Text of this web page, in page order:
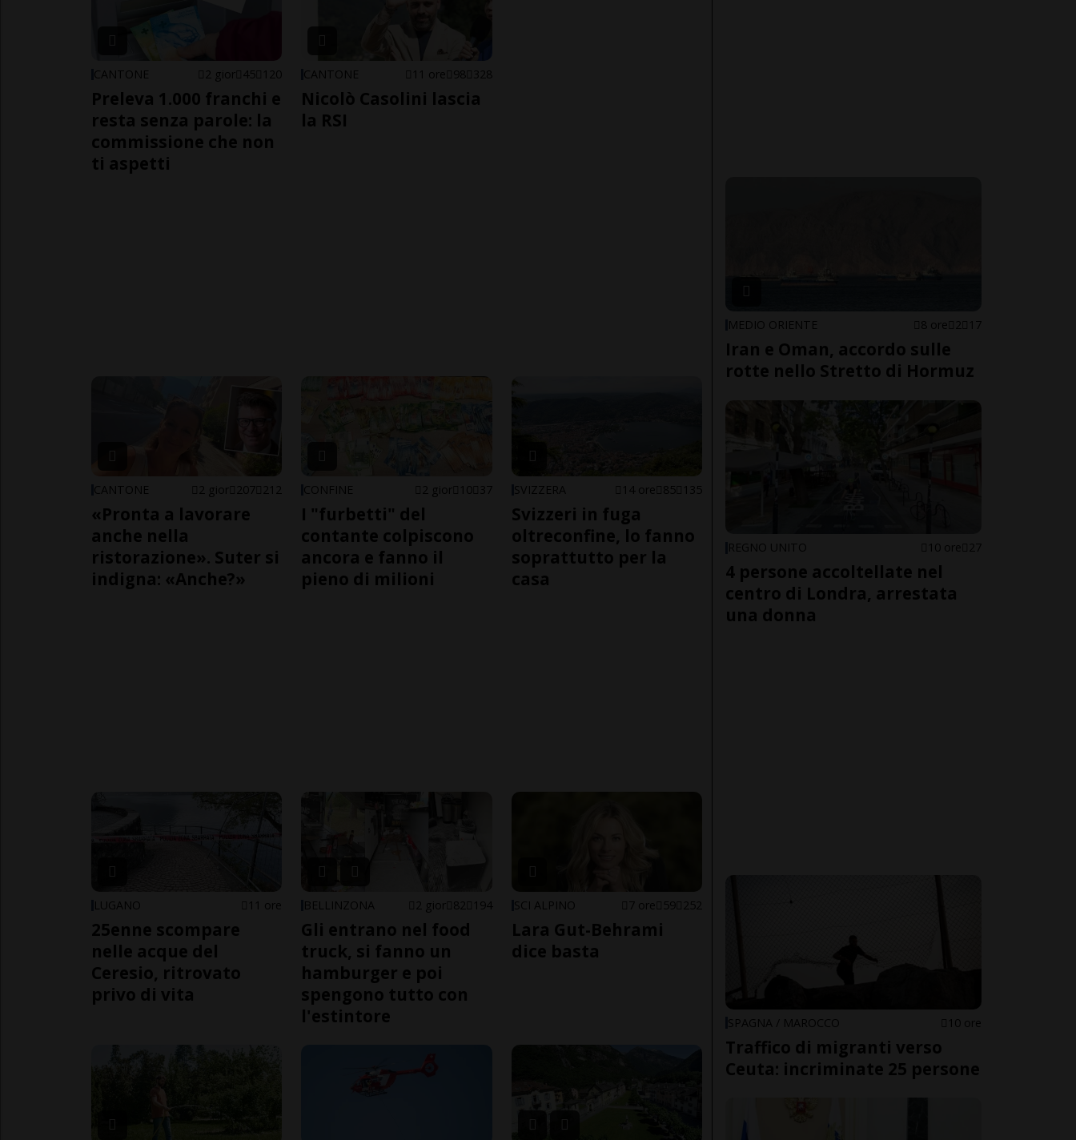
CANTONE 2 gior 45 120
Preleva 1.000 franchi e
resta senza parole: la
commissione che non
ti aspetti
CANTONE 11 ore 98 328
Nicolò Casolini lascia
la RSI
CANTONE 2 gior 207 212
«Pronta a lavorare
anche nella
ristorazione». Suter si
indigna: «Anche?»
CONFINE 2 gior 10 37
I "furbetti" del
contante colpiscono
ancora e fanno il
pieno di milioni
SVIZZERA 14 ore 85 135
Svizzeri in fuga
oltreconfine, lo fanno
soprattutto per la
casa
LUGANO 11 ore
25enne scompare
nelle acque del
Ceresio, ritrovato
privo di vita
BELLINZONA 2 gior 82 194
Gli entrano nel food
truck, si fanno un
hamburger e poi
spengono tutto con
l'estintore
SCI ALPINO 7 ore 59 252
Lara Gut-Behrami
dice basta
MEDIO ORIENTE 8 ore 2 17
Iran e Oman, accordo sulle
rotte nello Stretto di Hormuz
REGNO UNITO 10 ore 27
4 persone accoltellate nel
centro di Londra, arrestata
una donna
SPAGNA / MAROCCO 10 ore
Traffico di migranti verso
Ceuta: incriminate 25 persone